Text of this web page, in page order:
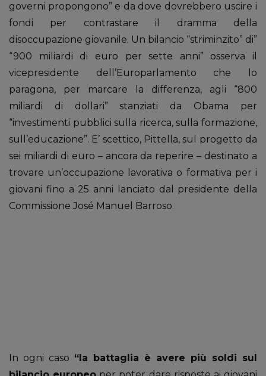
governi propongono” e da dove dovrebbero uscire i
fondi per contrastare il dramma della
disoccupazione giovanile. Un bilancio “striminzito” di”
“900 miliardi di euro per sette anni” osserva il
vicepresidente dell’Europarlamento che lo
paragona, per marcare la differenza, agli “800
miliardi di dollari” stanziati da Obama per
“investimenti pubblici sulla ricerca, sulla formazione,
sull’educazione”. E’ scettico, Pittella, sul progetto da
sei miliardi di euro – ancora da reperire – destinato a
trovare un’occupazione lavorativa o formativa per i
giovani fino a 25 anni lanciato dal presidente della
Commissione José Manuel Barroso.
In ogni caso “la battaglia è avere più soldi sul